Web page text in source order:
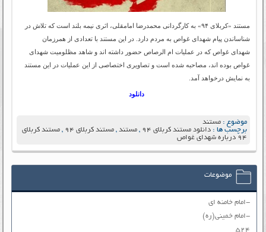
مستند «کربلای ۹۴» به کارگردانی محمدرضا امامقلی، اثری نیمه بلند است که تلاش در
شناساندن پیام شهدای غواص به مردم دارد. در این مستند با تعدادی از همرزمان
شهدای غواص که در عملیات ام الرصاص حضور داشته اند و شاهد مظلومیت شهدای
غواص بوده اند، مصاحبه شده است و تصاویری اختصاصی از این عملیات در این مستند
به نمایش درخواهد آمد.
دانلود
موضوع :مستند
برچسب ها :دانلود مستند کربلای ۹۴ ,مستند ,مستند کربلای ۹۴ ,مستند کربلای
۹۴ درباره شهدای غواص
موضوعات
-امام خامنه ای
-امام خمینی(ره)
۵۲۴